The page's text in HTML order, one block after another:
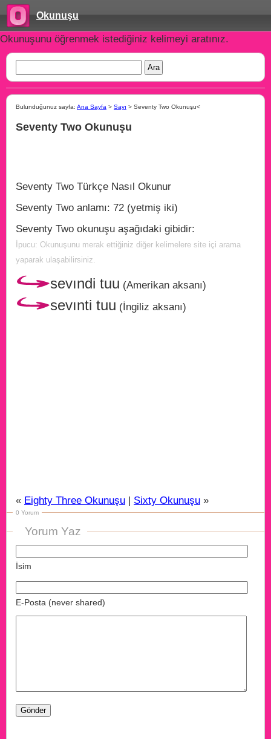
Okunuşu
Okunuşunu öğrenmek istediğiniz kelimeyi aratınız.
Bulunduğunuz sayfa: Ana Sayfa > Sayı > Seventy Two Okunuşu<
Seventy Two Okunuşu
Seventy Two Türkçe Nasıl Okunur
Seventy Two anlamı: 72 (yetmiş iki)
Seventy Two okunuşu aşağıdaki gibidir:
İpucu: Okunuşunu merak ettiğiniz diğer kelimelere site içi arama
yaparak ulaşabilirsiniz.
sevındi tuu (Amerikan aksanı)
sevınti tuu (İngiliz aksanı)
« Eighty Three Okunuşu | Sixty Okunuşu »
0 Yorum
Yorum Yaz
İsim
E-Posta (never shared)